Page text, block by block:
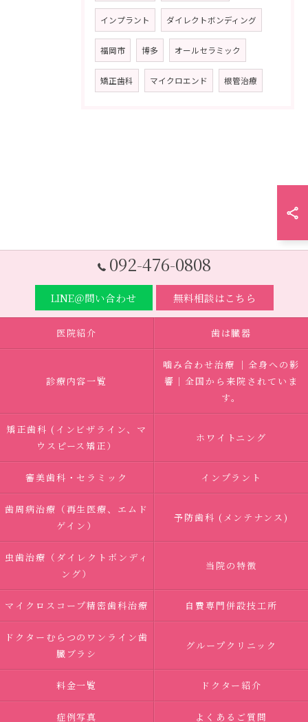
インプラント ダイレクトボンディング
福岡市 博多 オールセラミック
矯正歯科 マイクロエンド 根管治療
092-476-0808
LINE＠問い合わせ 無料相談はこちら
医院紹介 歯は臓器
診療内容一覧
噛み合わせ治療 ｜全身への影
響｜全国から来院されていま
す。
矯正歯科 (インビザライン、マ
ウスピース矯正）
ホワイトニング
審美歯科・セラミック インプラント
歯周病治療（再生医療、エムド
ゲイン）
予防歯科 (メンテナンス)
虫歯治療（ダイレクトボンディ
ング）
当院の特徴
マイクロスコープ精密歯科治療 自費専門併設技工所
ドクターむらつのワンライン歯
臓ブラシ
グループクリニック
料金一覧 ドクター紹介
症例写真 よくあるご質問